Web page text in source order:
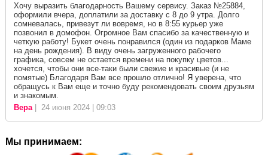
Хочу выразить благодарность Вашему сервису. Заказ №25884,
оформили вчера, доплатили за доставку с 8 до 9 утра. Долго
сомневалась, привезут ли вовремя, но в 8:55 курьер уже
позвонил в домофон. Огромное Вам спасибо за качественную и
четкую работу! Букет очень понравился (один из подарков Маме
на день рождения). В виду очень загруженного рабочего
графика, совсем не остается времени на покупку цветов...
хочется, чтобы они все-таки были свежие и красивые (и не
помятые) Благодаря Вам все прошло отлично! Я уверена, что
обращусь к Вам еще и точно буду рекомендовать своим друзьям
и знакомым.
Вера| 24 июня 2024 | 09:03
Мы принимаем: